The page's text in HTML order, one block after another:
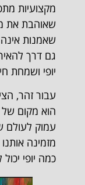
מקצועיות
שאוהבת את
שאמנות
גם דרך
יופי ושמחת
עבור זהר,
הוא מקום
עמוק לעולם
מזמינה
כמה יופי